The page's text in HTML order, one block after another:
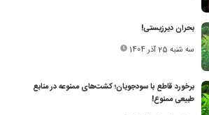
بحران دیرزیستی!
سه شنبه 25 آذر 1404
برخورد قاطع با سودجویان؛ کشت‌های ممنوعه در منابع
طبیعی ممنوع!